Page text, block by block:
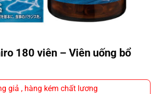
180 viên – Viên uống bổ
giả , hàng kém chất lương